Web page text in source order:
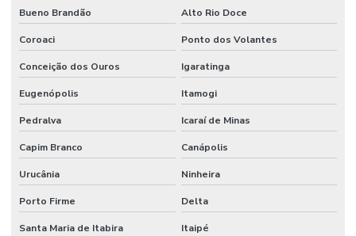
Bueno Brandão Alto Rio Doce
Coroaci Ponto dos Volantes
Conceição dos Ouros Igaratinga
Eugenópolis Itamogi
Pedralva Icaraí de Minas
Capim Branco Canápolis
Urucânia Ninheira
Porto Firme Delta
Santa Maria de Itabira Itaipé